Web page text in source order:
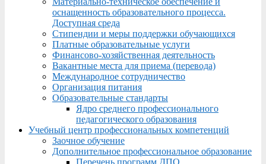
оснащенность образовательного процесса.
Доступная среда
Стипендии и меры поддержки обучающихся
Платные образовательные услуги
Финансово-хозяйственная деятельность
Вакантные места для приема (перевода)
Международное сотрудничество
Организация питания
Образовательные стандарты
Ядро среднего профессионального
педагогического образования
Учебный центр профессиональных компетенций
Заочное обучение
Дополнительное профессиональное образование
Перечень программ ДПО